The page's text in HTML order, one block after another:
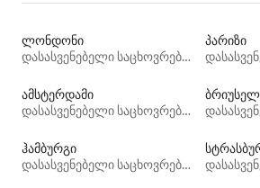
ლონდონი
დასასვენებელი საცხოვრებლები
პარიზი
ამსტერდამი
დასასვენებელი საცხოვრებლები
ჰამბურგი
დასასვენებელი საცხოვრებლები